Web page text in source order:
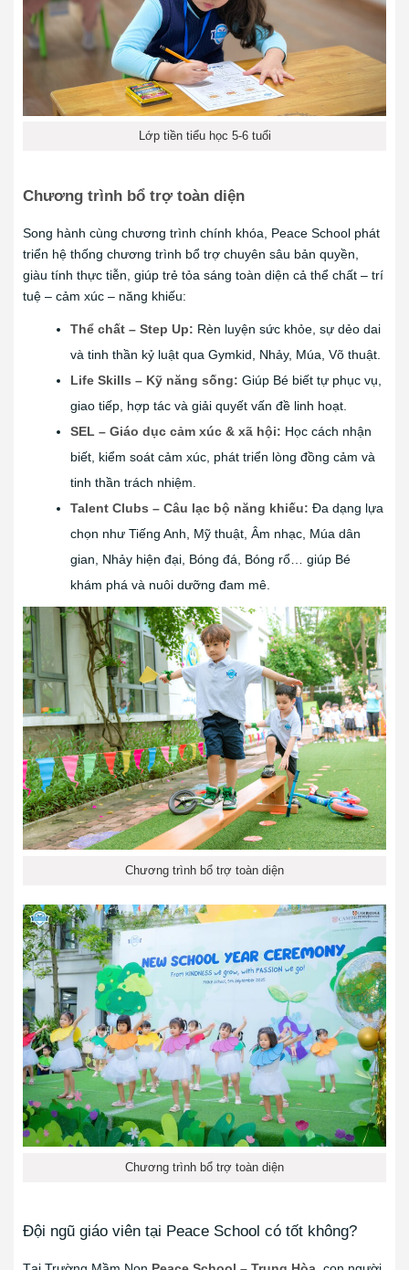
Lớp tiền tiểu học 5-6 tuổi
Chương trình bổ trợ toàn diện
Song hành cùng chương trình chính khóa, Peace School phát
triển hệ thống chương trình bổ trợ chuyên sâu bản quyền,
giàu tính thực tiễn, giúp trẻ tỏa sáng toàn diện cả thể chất – trí
tuệ – cảm xúc – năng khiếu:
Thể chất – Step Up: Rèn luyện sức khỏe, sự dẻo dai
và tinh thần kỷ luật qua Gymkid, Nhảy, Múa, Võ thuật.
Life Skills – Kỹ năng sống: Giúp Bé biết tự phục vụ,
giao tiếp, hợp tác và giải quyết vấn đề linh hoạt.
SEL – Giáo dục cảm xúc & xã hội: Học cách nhận
biết, kiểm soát cảm xúc, phát triển lòng đồng cảm và
tinh thần trách nhiệm.
Talent Clubs – Câu lạc bộ năng khiếu: Đa dạng lựa
chọn như Tiếng Anh, Mỹ thuật, Âm nhạc, Múa dân
gian, Nhảy hiện đại, Bóng đá, Bóng rổ… giúp Bé
khám phá và nuôi dưỡng đam mê.
Chương trình bổ trợ toàn diện
Chương trình bổ trợ toàn diện
Đội ngũ giáo viên tại Peace School có tốt không?